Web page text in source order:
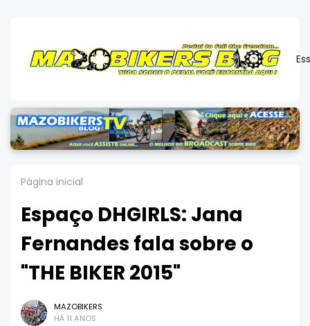
Página inicial
Espaço DHGIRLS: Jana
Fernandes fala sobre o
"THE BIKER 2015"
MAZOBIKERS
HÁ 11 ANOS